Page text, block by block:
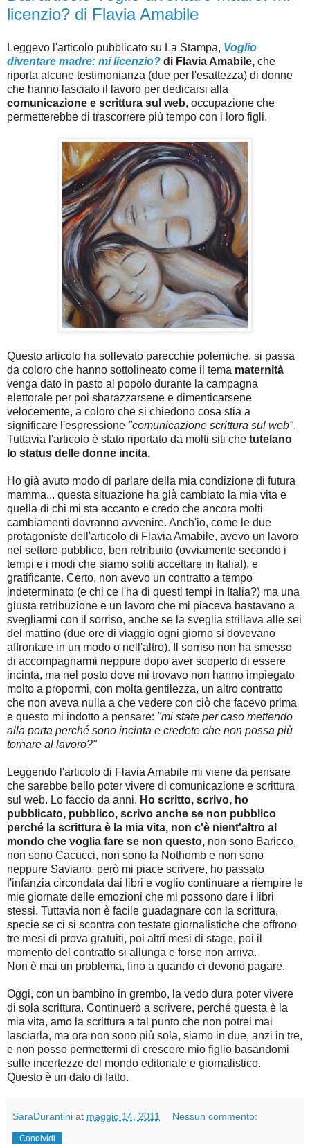
licenzio? di Flavia Amabile
Leggevo l'articolo pubblicato su La Stampa, Voglio
diventare madre: mi licenzio? di Flavia Amabile, che
riporta alcune testimonianza (due per l'esattezza) di donne
che hanno lasciato il lavoro per dedicarsi alla
comunicazione e scrittura sul web, occupazione che
permetterebbe di trascorrere più tempo con i loro figli.
Questo articolo ha sollevato parecchie polemiche, si passa
da coloro che hanno sottolineato come il tema maternità
venga dato in pasto al popolo durante la campagna
elettorale per poi sbarazzarsene e dimenticarsene
velocemente, a coloro che si chiedono cosa stia a
significare l'espressione "comunicazione scrittura sul web".
Tuttavia l'articolo è stato riportato da molti siti che tutelano
lo status delle donne incita.
Ho già avuto modo di parlare della mia condizione di futura
mamma... questa situazione ha già cambiato la mia vita e
quella di chi mi sta accanto e credo che ancora molti
cambiamenti dovranno avvenire. Anch'io, come le due
protagoniste dell'articolo di Flavia Amabile, avevo un lavoro
nel settore pubblico, ben retribuito (ovviamente secondo i
tempi e i modi che siamo soliti accettare in Italia!), e
gratificante. Certo, non avevo un contratto a tempo
indeterminato (e chi ce l'ha di questi tempi in Italia?) ma una
giusta retribuzione e un lavoro che mi piaceva bastavano a
svegliarmi con il sorriso, anche se la sveglia strillava alle sei
del mattino (due ore di viaggio ogni giorno si dovevano
affrontare in un modo o nell'altro). Il sorriso non ha smesso
di accompagnarmi neppure dopo aver scoperto di essere
incinta, ma nel posto dove mi trovavo non hanno impiegato
molto a propormi, con molta gentilezza, un altro contratto
che non aveva nulla a che vedere con ciò che facevo prima
e questo mi indotto a pensare: "mi state per caso mettendo
alla porta perché sono incinta e credete che non possa più
tornare al lavoro?"
Leggendo l'articolo di Flavia Amabile mi viene da pensare
che sarebbe bello poter vivere di comunicazione e scrittura
sul web. Lo faccio da anni. Ho scritto, scrivo, ho
pubblicato, pubblico, scrivo anche se non pubblico
perché la scrittura è la mia vita, non c'è nient'altro al
mondo che voglia fare se non questo, non sono Baricco,
non sono Cacucci, non sono la Nothomb e non sono
neppure Saviano, però mi piace scrivere, ho passato
l'infanzia circondata dai libri e voglio continuare a riempire le
mie giornate delle emozioni che mi possono dare i libri
stessi. Tuttavia non è facile guadagnare con la scrittura,
specie se ci si scontra con testate giornalistiche che offrono
tre mesi di prova gratuiti, poi altri mesi di stage, poi il
momento del contratto si allunga e forse non arriva.
Non è mai un problema, fino a quando ci devono pagare.
Oggi, con un bambino in grembo, la vedo dura poter vivere
di sola scrittura. Continuerò a scrivere, perché questa è la
mia vita, amo la scrittura a tal punto che non potrei mai
lasciarla, ma ora non sono più sola, siamo in due, anzi in tre,
e non posso permettermi di crescere mio figlio basandomi
sulle incertezze del mondo editoriale e giornalistico.
Questo è un dato di fatto.
SaraDurantini at maggio 14, 2011 Nessun commento:
Condividi